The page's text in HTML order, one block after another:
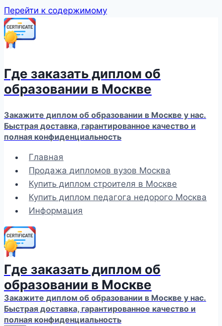
Перейти к содержимому
Где заказать диплом об
образовании в Москве
Закажите диплом об образовании в Москве у нас.
Быстрая доставка, гарантированное качество и
полная конфиденциальность
Главная
Продажа дипломов вузов Москва
Купить диплом строителя в Москве
Купить диплом педагога недорого Москва
Информация
Где заказать диплом об
образовании в Москве
Закажите диплом об образовании в Москве у нас.
Быстрая доставка, гарантированное качество и
полная конфиденциальность